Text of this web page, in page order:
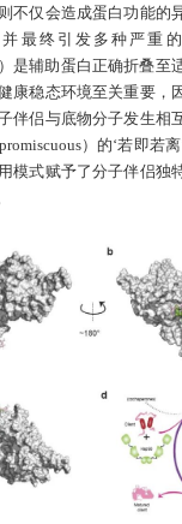
不仅会造成蛋白功能的
最终引发多种严重
）是辅助蛋白正确折叠
康稳态环境至关重要，
伴侣与底物分子发生相
）的‘若即若
模式赋予了分子伴侣独